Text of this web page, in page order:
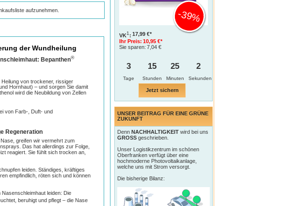
aufzunehmen.
der Wundheilung
Bepanthen®
von trockener, rissiger
Hornhaut) – und sorgen Sie damit
wird die Neubildung von Zellen
von Farb-, Duft- und
Regeneration
greifen wir vermehrt zum
Das hat allerdings zur Folge,
reagiert. Sie fühlt sich trocken an,
leiden. Ständiges, kräftiges
empfindlich, röten sich und können
leiden: Die
beruhigt und pflegt – die Nase
VK1 : 17,99 €*
Ihr Preis: 10,95 €*
Sie sparen: 7,04 €
-39%
3
Tage
15 25 1
Jetzt sichern
UNSER BEITRAG FÜR EINE GRÜNE
ZUKUNFT
DennNACHHALTIGKEIT wird bei uns
GROSS geschrieben.
Unser Logistikzentrum im schönen
Oberfranken verfügt über eine
hochmoderne Photovoltaikanlage,
welche uns mit Strom versorgt.
Die bisherige Bilanz: